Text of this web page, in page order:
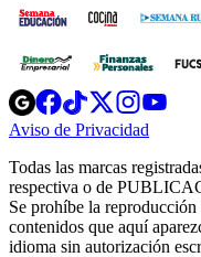
Opens
in
new
Opens
in
new
Opens
in
new
window
Opens
new
window
Aviso de Privacidad
new
Todas las marcas
respectiva o de
Se prohíbe la
contenidos que aquí
idioma sin autorización